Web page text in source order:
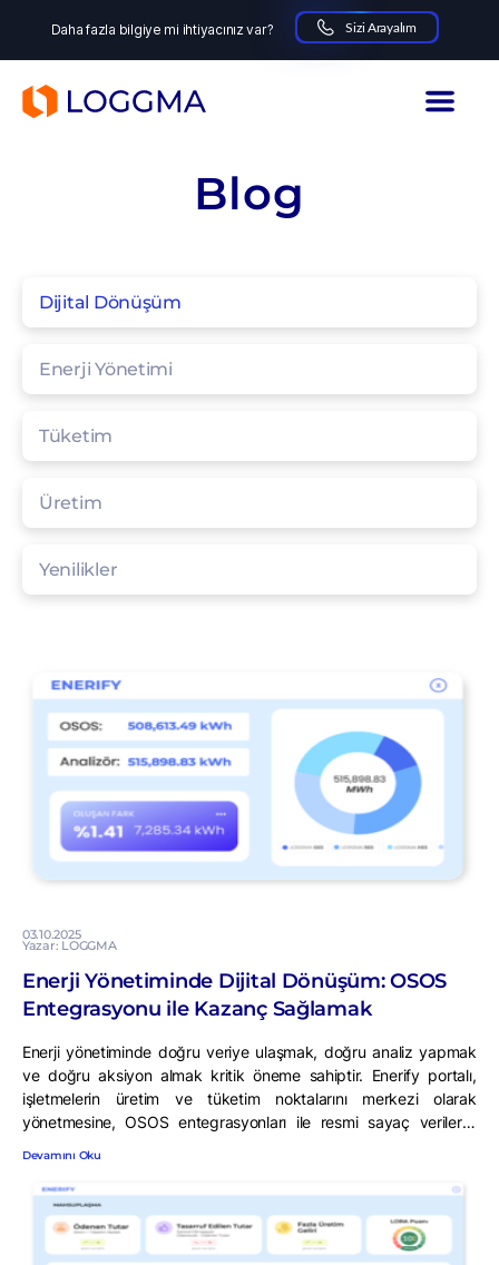
Daha fazla bilgiye mi ihtiyacınız var? Sizi Arayalım
Blog
Dijital Dönüşüm
Enerji Yönetimi
Tüketim
Üretim
Yenilikler
03.10.2025
Yazar: LOGGMA
Enerji Yönetiminde Dijital Dönüşüm: OSOS
Entegrasyonu ile Kazanç Sağlamak
Enerji yönetiminde doğru veriye ulaşmak, doğru analiz yapmak
ve doğru aksiyon almak kritik öneme sahiptir. Enerify portalı,
işletmelerin üretim ve tüketim noktalarını merkezi olarak
yönetmesine, OSOS entegrasyonları ile resmi sayaç verilerini
katma değer sağlıyor? Gelin, gerçek bir […]
Devamını Oku